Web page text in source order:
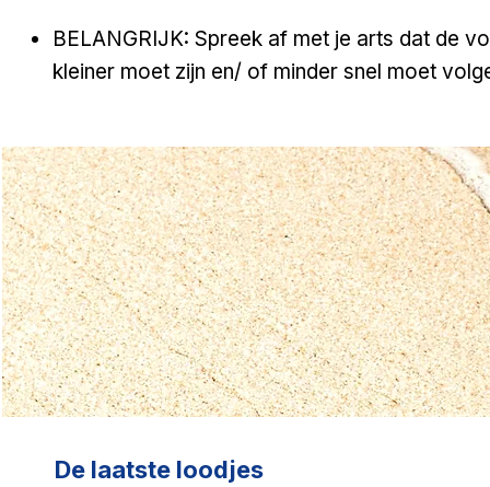
BELANGRIJK: Spreek af met je arts dat de
kleiner moet zijn en/ of minder snel moet
De laatste loodjes